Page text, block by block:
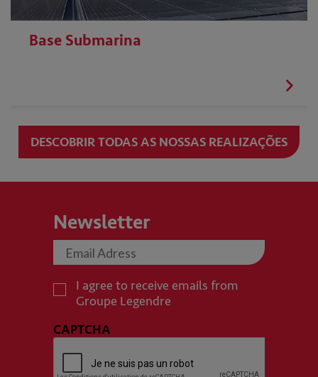
Base Submarina
DESCOBRIR TODAS AS NOSSAS REALIZAÇÕES
Newsletter
I agree to receive emails from
Groupe Legendre
CAPTCHA